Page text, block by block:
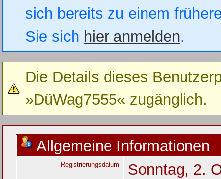
sich bereits zu einem
Sie sich hier anmelden.
Die Details dieses
»DüWag7555« zugänglich.
Allgemeine Informationen
Registrierungsdatum
Sonntag, 2.